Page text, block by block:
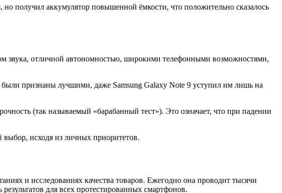
получил аккумулятор повышенной ёмкости, что положительно сказалось
звука, отличной автономностью, широкими телефонными возможностями,
признаны лучшими, даже Samsung Galaxy Note 9 уступил им лишь на
(так называемый «барабанный тест»). Это означает, что при падении
выбор, исходя из личных приоритетов.
и исследованиях качества товаров. Ежегодно она проводит тысячи
для всех протестированных смартфонов.